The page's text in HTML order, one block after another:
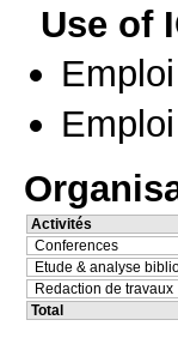
Use of
Activités
Conferences
Etude & analyse
Redaction de travaux
Total